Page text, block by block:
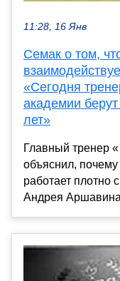
11:28, 16 Янв
Семак о том,
«Сегодня
академии
лет»
Главный тренер
объяснил,
работает плотно
Андрея